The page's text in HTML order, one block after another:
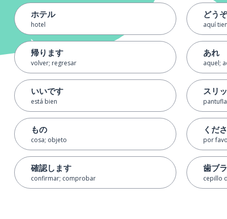
ホテル
hotel
帰ります
volver; regresar
いいです
está bien
もの
cosa; objeto
確認します
confirmar; comprobar
どうぞ
aquí
あれ
aquel;
スリ
くだ
por
歯ブ
cepillo